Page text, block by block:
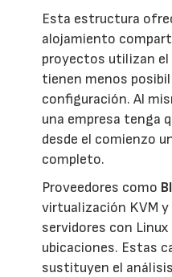
Esta estructura
alojamiento
proyectos utilizan
tienen menos
configuración. Al
una empresa tenga
desde el comienzo
completo.
Proveedores como
virtualización KVM
servidores con
ubicaciones. Estas
sustituyen el